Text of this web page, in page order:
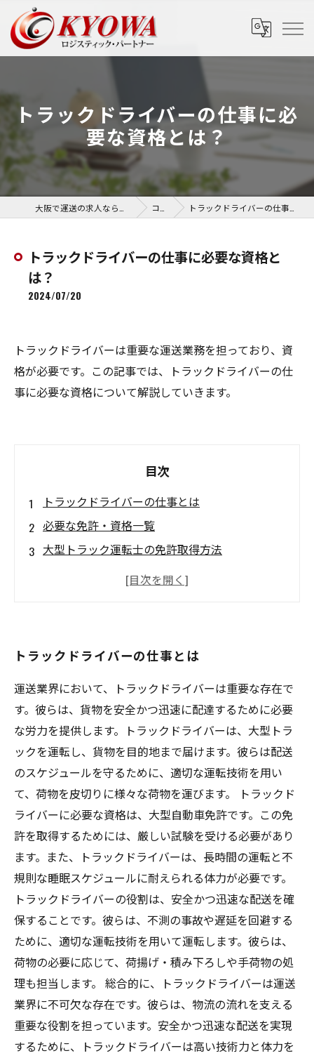
トラックドライバーの仕事に必
要な資格とは？
コラム トラックドライバーの仕事に必要な資格とは？
トラックドライバーの仕事に必要な資格と
は？
2024/07/20
トラックドライバーは重要な運送業務を担っており、資
格が必要です。この記事では、トラックドライバーの仕
事に必要な資格について解説していきます。
目次
トラックドライバーの仕事とは
必要な免許・資格一覧
大型トラック運転士の免許取得方法
ADRや危険物運搬の資格について
トラックドライバーの仕事とは
運送業界において、トラックドライバーは重要な存在で
す。彼らは、貨物を安全かつ迅速に配達するために必要
な労力を提供します。トラックドライバーは、大型トラ
ックを運転し、貨物を目的地まで届けます。彼らは配送
のスケジュールを守るために、適切な運転技術を用い
て、荷物を皮切りに様々な荷物を運びます。 トラックド
ライバーに必要な資格は、大型自動車免許です。この免
許を取得するためには、厳しい試験を受ける必要があり
ます。また、トラックドライバーは、長時間の運転と不
規則な睡眠スケジュールに耐えられる体力が必要です。
トラックドライバーの役割は、安全かつ迅速な配送を確
保することです。彼らは、不測の事故や遅延を回避する
ために、適切な運転技術を用いて運転します。彼らは、
荷物の必要に応じて、荷揚げ・積み下ろしや手荷物の処
理も担当します。 総合的に、トラックドライバーは運送
業界に不可欠な存在です。彼らは、物流の流れを支える
重要な役割を担っています。安全かつ迅速な配送を実現
するために、トラックドライバーは高い技術力と体力を